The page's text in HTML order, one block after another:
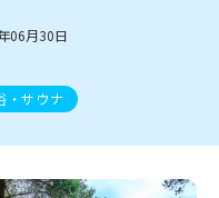
・粟島
ランチ
ツ
デカ盛り・大盛り
にいがた酒の陣・新潟
酒月
ィットネス・ジム
リユース・買取
ト
ャー
家電・携帯電話
06月30日
・サウナ